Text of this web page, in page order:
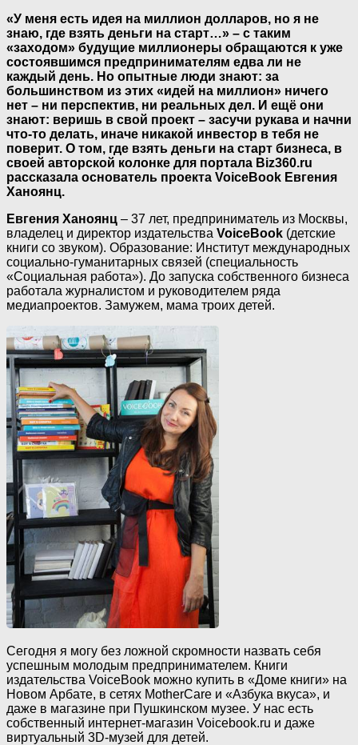
«У меня есть идея на миллион долларов, но я не
знаю, где взять деньги на старт…» – с таким
«заходом» будущие миллионеры обращаются к уже
состоявшимся предпринимателям едва ли не
каждый день. Но опытные люди знают: за
большинством из этих «идей на миллион» ничего
нет – ни перспектив, ни реальных дел. И ещё они
знают: веришь в свой проект – засучи рукава и начни
что-то делать, иначе никакой инвестор в тебя не
поверит. О том, где взять деньги на старт бизнеса, в
своей авторской колонке для портала Biz360.ru
рассказала основатель проекта VoiceBook Евгения
Ханоянц.
Евгения Ханоянц – 37 лет, предприниматель из Москвы,
владелец и директор издательства VoiceBook (детские
книги со звуком). Образование: Институт международных
социально-гуманитарных связей (специальность
«Социальная работа»). До запуска собственного бизнеса
работала журналистом и руководителем ряда
медиапроектов. Замужем, мама троих детей.
Сегодня я могу без ложной скромности назвать себя
успешным молодым предпринимателем. Книги
издательства VoiceBook можно купить в «Доме книги» на
Новом Арбате, в сетях MotherCare и «Азбука вкуса», и
даже в магазине при Пушкинском музее. У нас есть
собственный интернет-магазин Voicebook.ru и даже
виртуальный 3D-музей для детей.